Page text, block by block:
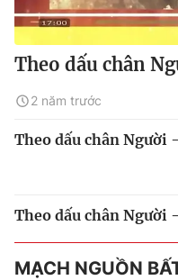
Theo dấu chân
2 năm trước
Theo dấu chân Người
Theo dấu chân Người
MẠCH NGUỒN